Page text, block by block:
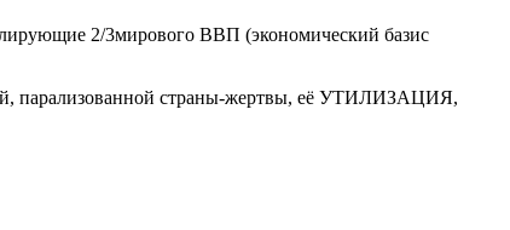
2/3мирового ВВП (экономический базис
парализованной страны-жертвы, её УТИЛИЗАЦИЯ,